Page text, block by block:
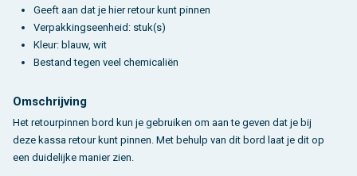
Geeft aan dat je hier retour kunt pinnen
Verpakkingseenheid: stuk(s)
Kleur: blauw, wit
Bestand tegen veel chemicaliën
Omschrijving
Het retourpinnen bord kun je gebruiken om aan te geven dat je bij
deze kassa retour kunt pinnen. Met behulp van dit bord laat je dit op
een duidelijke manier zien.